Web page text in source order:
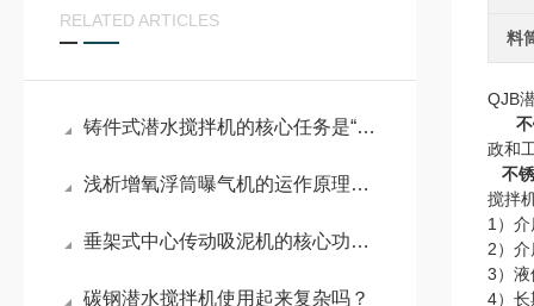
RELATED ARTICLES
铸件式潜水搅拌机的核心任务是“搅动水流”
浅析增氧浮筒曝气机的运作原理有哪些
垂架式中心传动吸泥机的核心功能有哪些
碳钢潜水搅拌机使用起来复杂吗？
料
QJB
政和
不
搅拌
1）
2）
3）
4）长